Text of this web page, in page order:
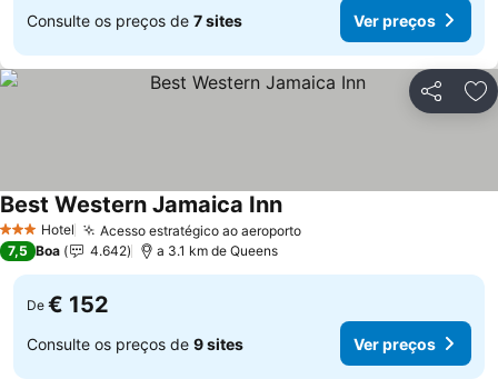
Consulte os preços de 7 sites Ver preços
Partilhar
3 EstrelasHotel Acesso estratégico ao aeroportoVer preços
Best Western Jamaica InnVer preços
7,5 Boa 4.642 a 3.1 km de Queens
De € 152
Consulte os preços de 9 sites Ver preços